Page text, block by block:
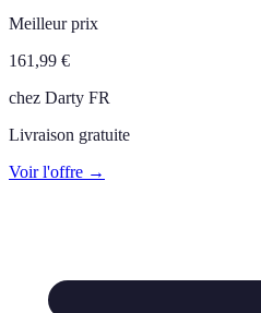
Meilleur prix
161,99 €
chez Darty FR
Livraison gratuite
Voir l'offre →